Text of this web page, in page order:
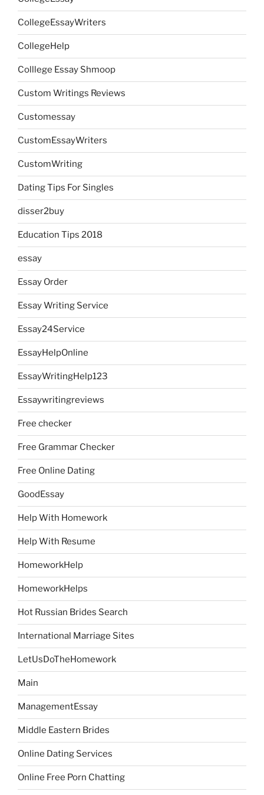
CollegeEssayWriters
CollegeHelp
Colllege Essay Shmoop
Custom Writings Reviews
Customessay
CustomEssayWriters
CustomWriting
Dating Tips For Singles
disser2buy
Education Tips 2018
essay
Essay Order
Essay Writing Service
Essay24Service
EssayHelpOnline
EssayWritingHelp123
Essaywritingreviews
Free checker
Free Grammar Checker
Free Online Dating
GoodEssay
Help With Homework
Help With Resume
HomeworkHelp
HomeworkHelps
Hot Russian Brides Search
International Marriage Sites
LetUsDoTheHomework
Main
ManagementEssay
Middle Eastern Brides
Online Dating Services
Online Free Porn Chatting